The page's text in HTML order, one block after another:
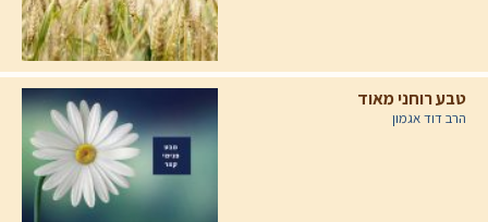
טבע רוחני מאוד
הרב דוד אגמון